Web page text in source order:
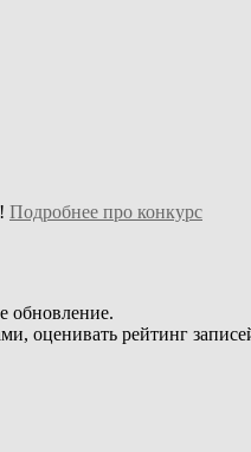
Подробнее про конкурс
обновление.
оценивать рейтинг